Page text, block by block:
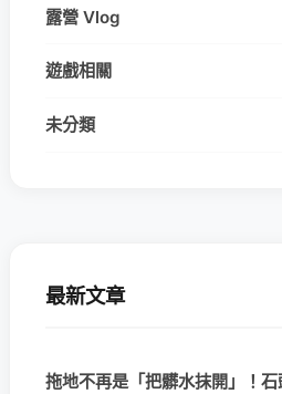
露營 Vlog
遊戲相關
未分類
最新文章
拖地不再是「把髒水抹開」！